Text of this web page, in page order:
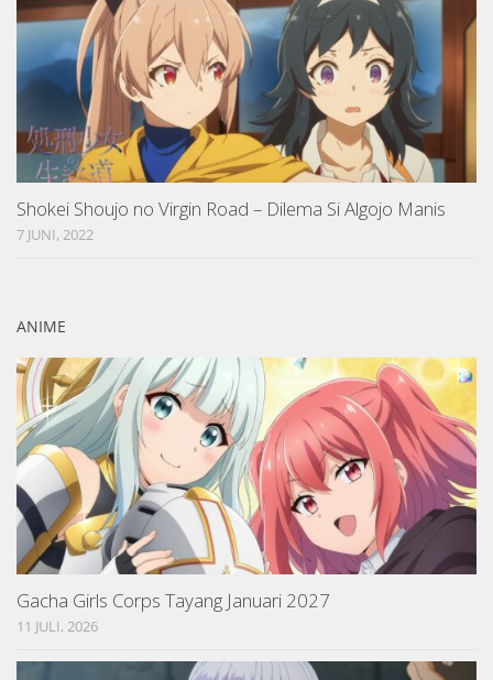
Shokei Shoujo no Virgin Road – Dilema Si Algojo Manis
7 JUNI, 2022
ANIME
Gacha Girls Corps Tayang Januari 2027
11 JULI, 2026